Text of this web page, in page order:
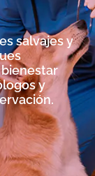
salvajes y
y